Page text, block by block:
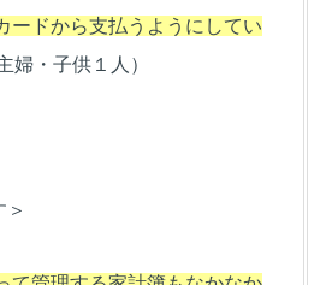
ードから支払うようにしてい
婦・子供１人）
＞